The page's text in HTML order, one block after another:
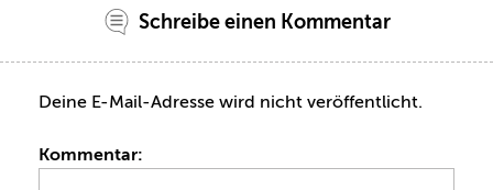
Schreibe einen Kommentar
Deine E-Mail-Adresse wird nicht veröffentlicht.
Kommentar: